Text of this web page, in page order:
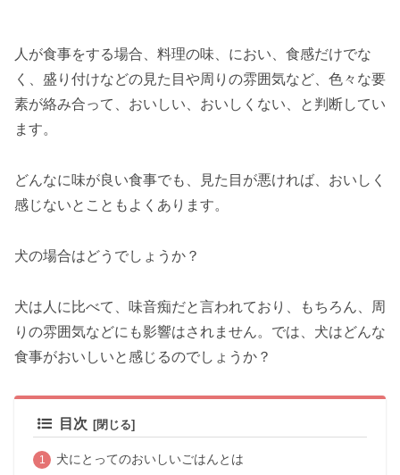
人が食事をする場合、料理の味、におい、食感だけでな
く、盛り付けなどの見た目や周りの雰囲気など、色々な要
素が絡み合って、おいしい、おいしくない、と判断してい
ます。
どんなに味が良い食事でも、見た目が悪ければ、おいしく
感じないとこともよくあります。
犬の場合はどうでしょうか？
犬は人に比べて、味音痴だと言われており、もちろん、周
りの雰囲気などにも影響はされません。では、犬はどんな
食事がおいしいと感じるのでしょうか？
目次
犬にとってのおいしいごはんとは